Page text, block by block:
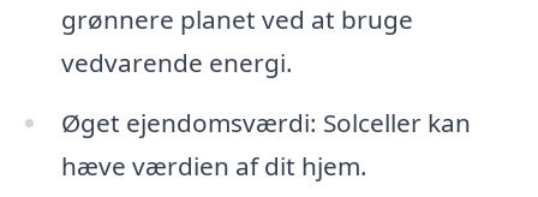
grønnere planet ved at bruge
vedvarende energi.
Øget ejendomsværdi: Solceller kan
hæve værdien af dit hjem.